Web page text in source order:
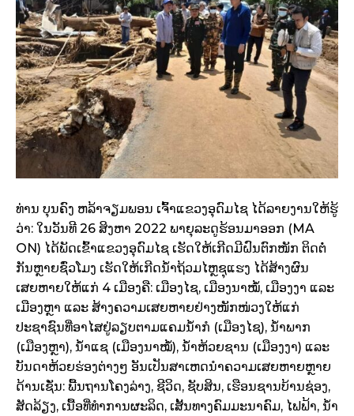
ທ່ານ ບຸນຄົງ ຫລ້າຈຽມພອນ ເຈົ້າແຂວງອຸດົມໄຊ ໄດ້ລາຍງານໃຫ້ຮູ້
ວ່າ: ໃນວັນທີ 26 ສິງຫາ 2022 ​ພາ​ຍຸ​ລະ​ດູ​ຮ້ອນ​ມາ​ອອກ (MA
ON) ໄດ້​ພັດ​ເຂົ້າ​ແຂວງ​ອຸ​ດົມ​ໄຊ ເຮັດ​ໃຫ້​ເກີດ​ມີ​ຝົນ​ຕົກ​ໜັກ ຕິດ​ຕໍ່​
ກັນຫຼາຍ​ຊົ່ວ​ໂມງ ເຮັດ​ໃຫ້​ເກີດ​ນ້ຳ​ຖ້ວມ​ໄຫຼ​ຊຸ​ແຮງ ໄດ້​ສ້າງຜົນ
ເສຍຫາຍໃຫ້ແກ່ 4 ເມືອງຄື: ເມືອງໄຊ, ເມືອງນາໝໍ້, ເມືອງງາ ແລະ
ເມືອງຫຼາ ແລະ ສ້າງຄວາມເສຍຫາຍຢ່າງໜັກໜ່ວງໃຫ້ແກ່
ປະຊາຊົນທີ່ອາໄສຢູ່ລຽບຕາມແຄມນໍ້າກໍ (ເມືອງໄຊ), ນໍ້າພາກ
(ເມືອງຫຼາ), ນໍ້າແຊ (ເມືອງນາໝໍ້), ນໍ້າຫ້ວຍຊານ (ເມືອງງາ) ແລະ
ບັນດາຫ້ວຍ​ຮ່ອງຕ່າງໆ ອັນເປັນສາເຫດນໍາຄວາມເສຍຫາຍຫຼາຍ
ດ້ານເຊັ່ນ: ພື້ນຖານໂຄງລ່າງ, ຊີວິດ, ຊັບສິນ, ເຮືອນຊານບ້ານຊ່ອງ,
ສັດລ້ຽງ, ເນື້ອທີ່ທໍາການຜະລິດ, ເສັ້ນທາງຄົມມະນາຄົມ, ໄຟຟ້າ, ນໍ້າ